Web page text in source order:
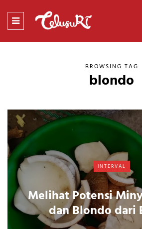
BROWSING TAG
blondo
INTERVAL
Melihat Potensi
dan Blondo dari